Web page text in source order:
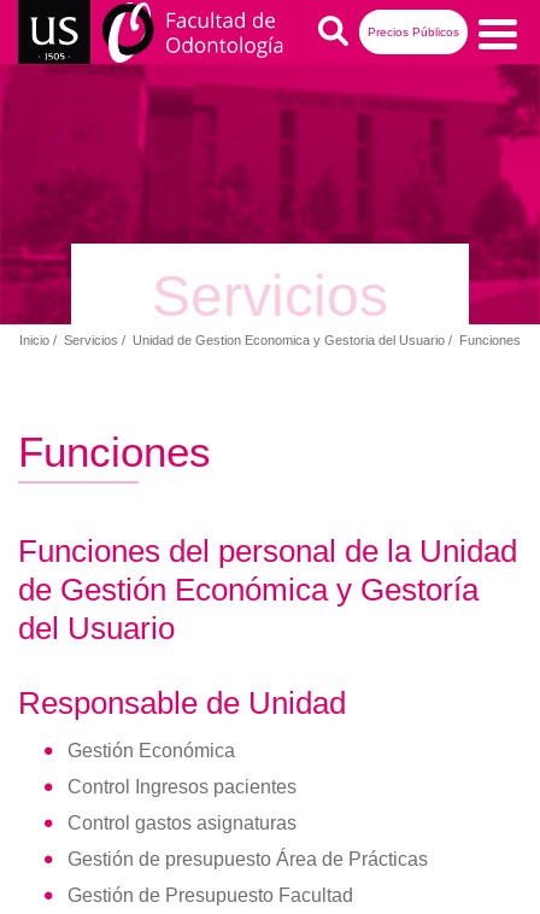
Pasar
contenido
Precios Públicos
Buscar
Navegación
Servicios
Ruta
Inicio Servicios Unidad de Gestion Economica y Gestoria del Usuario Funciones
Funciones
Funciones del personal de la Unidad
de Gestión Económica y Gestoría
del Usuario
Responsable de Unidad
Gestión Económica
Control Ingresos pacientes
Control gastos asignaturas
Gestión de presupuesto Área de Prácticas
Gestión de Presupuesto Facultad